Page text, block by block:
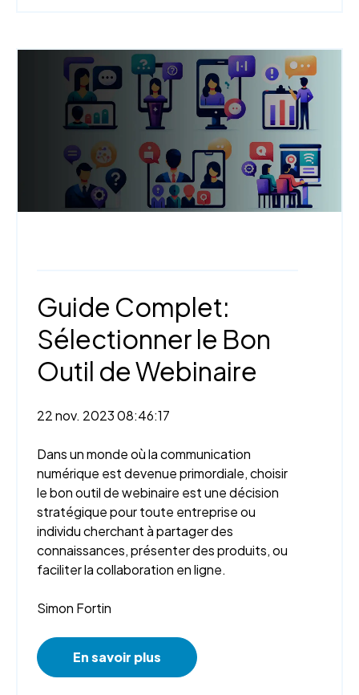
Guide Complet:
Sélectionner le Bon
Outil de Webinaire
22 nov. 2023 08:46:17
Dans un monde où la communication
numérique est devenue primordiale, choisir
le bon outil de webinaire est une décision
stratégique pour toute entreprise ou
individu cherchant à partager des
connaissances, présenter des produits, ou
faciliter la collaboration en ligne.
Simon Fortin
En savoir plus